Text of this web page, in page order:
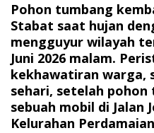
Pohon tumbang
Stabat saat hujan
mengguyur wilayah
Juni 2026 malam.
kekhawatiran warga,
sehari, setelah pohon
sebuah mobil di Jalan
Kelurahan